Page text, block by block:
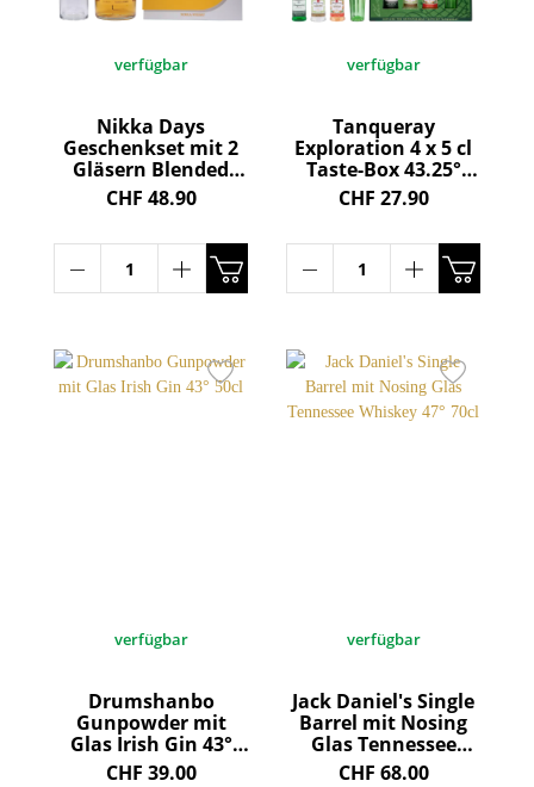
verfügbar
Nikka Days
Geschenkset mit 2
Gläsern Blended
Whisky 40° 70cl
CHF 48.90
verfügbar
Tanqueray
Exploration 4 x 5 cl
Taste-Box 43.25°
20cl
CHF 27.90
verfügbar
Drumshanbo
Gunpowder mit
Glas Irish Gin 43°
50cl
CHF 39.00
verfügbar
Jack Daniel's Single
Barrel mit Nosing
Glas Tennessee
Whiskey 47° 70cl
CHF 68.00